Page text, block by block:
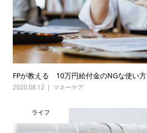
FPが教える 10万円給付金のNGな使い方
2020.08.12 マネーケア
ライフ